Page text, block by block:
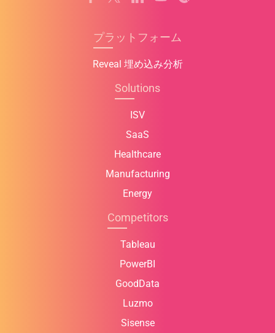
プラットフォーム
Reveal 埋め込み分析
Solutions
ISV
SaaS
Healthcare
Manufacturing
Energy
Competitors
Tableau
PowerBI
GoodData
Luzmo
Sisense